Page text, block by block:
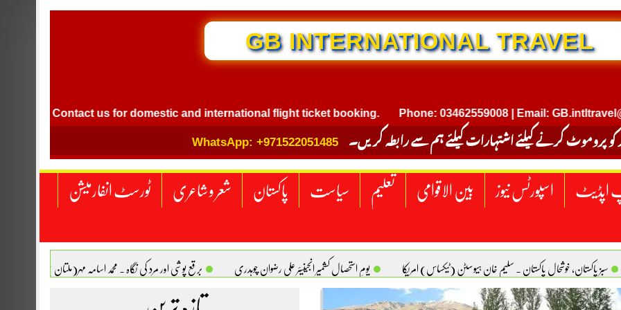
GB INTERNATIONAL TRAVEL
Contact us for domestic and international flight ticket booking. Phone: 03462559008 | Email:
کو پروموٹ کرنے کیلئے اشتہارات کیلئے ہم سے رابطہ کریں۔ WhatsApp: +971522051485
اپڈیٹ اسپورٹس نیوز بین الاقوامی تعلیم سیاست پاکستان شعر و شاعری ٹورسٹ انفارمیشن
سبز پاکستان، خوشحال پاکستان . سلیم خان ہیوسٹن (ٹیکساس) امریکا یومِ استحصالِ کشمیر انجینیئر علی رضوان چوہدری برقع پوشی اور مرد کی نگاہ . محمد اسامہ مہر(ملتان )
کی اصل پہچان. یاسر دانیال صابری